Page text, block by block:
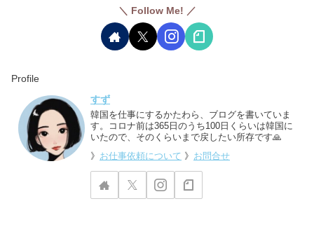
＼ Follow Me! ／
Profile
すず
韓国を仕事にするかたわら、ブログを書いていま
す。コロナ前は365日のうち100日くらいは韓国に
いたので、そのくらいまで戻したい所存です🙏
》 お仕事依頼について 》 お問合せ